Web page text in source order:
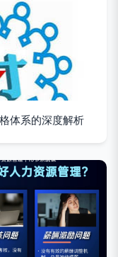
体系的深度解析